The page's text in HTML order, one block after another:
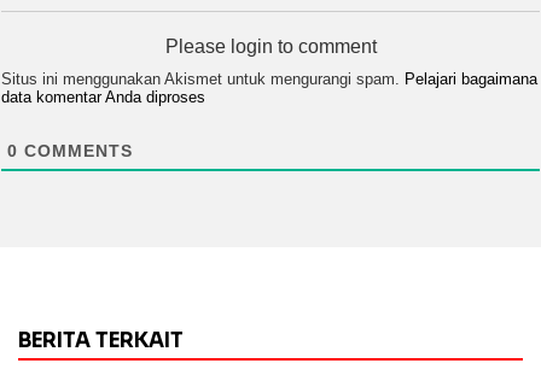
Please login to comment
Situs ini menggunakan Akismet untuk mengurangi spam. Pelajari bagaimana
data komentar Anda diproses
0 COMMENTS
BERITA TERKAIT